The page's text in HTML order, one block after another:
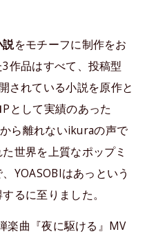
説をモチーフに制作をお
作品はすべて、投稿型
されている小説を原作と
Pとして実績のあった
ら離れないikuraの声で
世界を上質なポップミ
YOASOBIはあっという
るに至りました。
楽曲『夜に駆ける』MV